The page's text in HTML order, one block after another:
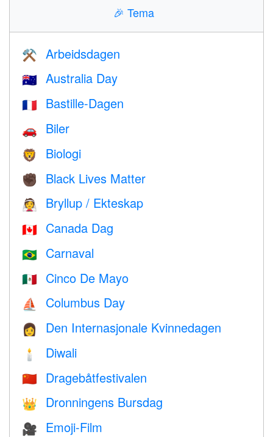
🎉 Tema
⚒️ Arbeidsdagen
🇦🇺 Australia Day
🇫🇷 Bastille-Dagen
🚗 Biler
🦁 Biologi
✊🏿 Black Lives Matter
👰 Bryllup / Ekteskap
🇨🇦 Canada Dag
🇧🇷 Carnaval
🇲🇽 Cinco De Mayo
⛵️ Columbus Day
👩 Den Internasjonale Kvinnedagen
🕯 Diwali
🇨🇳 Dragebåtfestivalen
👑 Dronningens Bursdag
🎥 Emoji-Film